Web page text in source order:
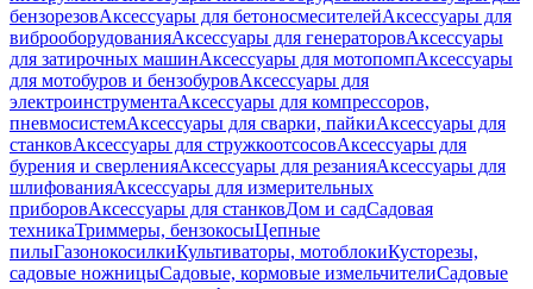
бензорезовАксессуары для бетоносмесителейАксессуары для
виброоборудованияАксессуары для генераторовАксессуары
для затирочных машинАксессуары для мотопомпАксессуары
для мотобуров и бензобуровАксессуары для
электроинструментаАксессуары для компрессоров,
пневмосистемАксессуары для сварки, пайкиАксессуары для
станковАксессуары для стружкоотсосовАксессуары для
бурения и сверленияАксессуары для резанияАксессуары для
шлифованияАксессуары для измерительных
приборовАксессуары для станковДом и садСадовая
техникаТриммеры, бензокосыЦепные
пилыГазонокосилкиКультиваторы, мотоблокиКусторезы,
садовые ножницыСадовые, кормовые измельчителиСадовые